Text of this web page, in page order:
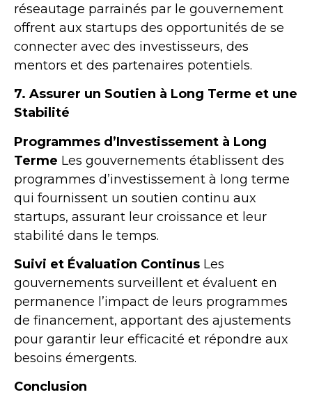
réseautage parrainés par le gouvernement
offrent aux startups des opportunités de se
connecter avec des investisseurs, des
mentors et des partenaires potentiels.
7. Assurer un Soutien à Long Terme et une
Stabilité
Programmes d’Investissement à Long
Terme Les gouvernements établissent des
programmes d’investissement à long terme
qui fournissent un soutien continu aux
startups, assurant leur croissance et leur
stabilité dans le temps.
Suivi et Évaluation Continus Les
gouvernements surveillent et évaluent en
permanence l’impact de leurs programmes
de financement, apportant des ajustements
pour garantir leur efficacité et répondre aux
besoins émergents.
Conclusion